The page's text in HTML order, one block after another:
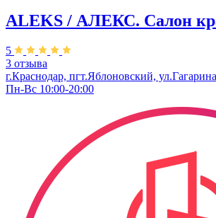
ALEKS / АЛЕКС. Салон
5
3 отзыва
г.Краснодар, пгт.Яблоновский,
Пн-Вс 10:00-20:00